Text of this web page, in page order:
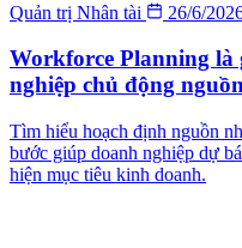
Quản trị Nhân tài 26/6/
Workforce Planning là
nghiệp chủ động
Tìm hiểu hoạch định nguồn
bước giúp doanh nghiệp dự
hiện mục tiêu kinh doanh.